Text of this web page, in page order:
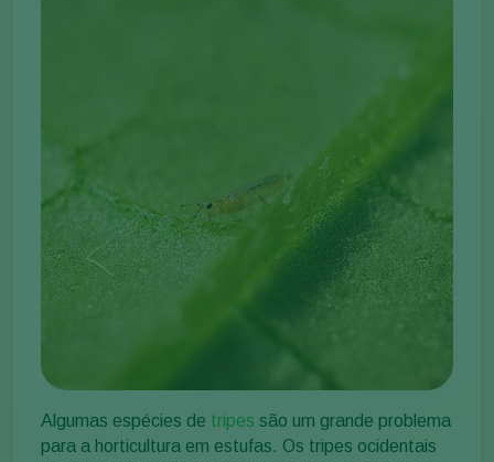
Algumas espécies de tripes são um grande problema
para a horticultura em estufas. Os tripes ocidentais